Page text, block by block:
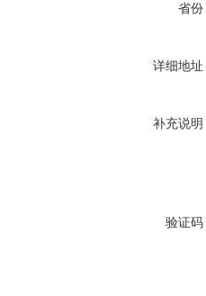
省份
详细地址
补充说明
验证码